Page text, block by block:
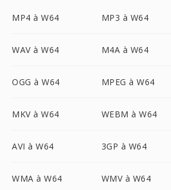
MP4 à W64 MP3 à W64
WAV à W64 M4A à W64
OGG à W64 MPEG à W64
MKV à W64 WEBM à W64
AVI à W64 3GP à W64
WMA à W64 WMV à W64